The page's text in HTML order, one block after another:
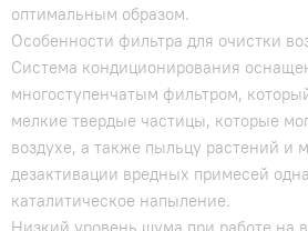
оптимальным образом.
Особенности фильтра для очистки
Система кондиционирования
многоступенчатым фильтром,
мелкие твердые частицы, которые
воздухе, а также пыльцу растений и
дезактивации вредных примесей
каталитическое напыление.